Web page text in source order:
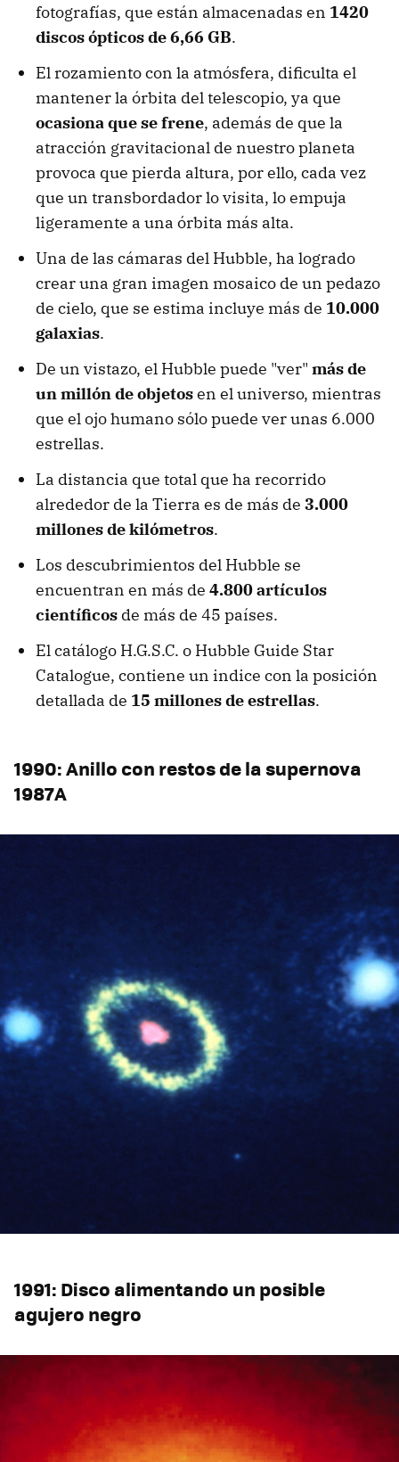
fotografías, que están almacenadas en 1420
discos ópticos de 6,66 GB.
El rozamiento con la atmósfera, dificulta el
mantener la órbita del telescopio, ya que
ocasiona que se frene, además de que la
atracción gravitacional de nuestro planeta
provoca que pierda altura, por ello, cada vez
que un transbordador lo visita, lo empuja
ligeramente a una órbita más alta.
Una de las cámaras del Hubble, ha logrado
crear una gran imagen mosaico de un pedazo
de cielo, que se estima incluye más de 10.000
galaxias.
De un vistazo, el Hubble puede "ver" más de
un millón de objetosen el universo, mientras
que el ojo humano sólo puede ver unas 6.000
estrellas.
La distancia que total que ha recorrido
alrededor de la Tierra es de más de 3.000
millones de kilómetros.
Los descubrimientos del Hubble se
encuentran en más de 4.800 artículos
científicos de más de 45 países.
El catálogo H.G.S.C. o Hubble Guide Star
Catalogue, contiene un indice con la posición
detallada de 15 millones de estrellas.
1990: Anillo con restos de la supernova
1987A
1991: Disco alimentando un posible
agujero negro